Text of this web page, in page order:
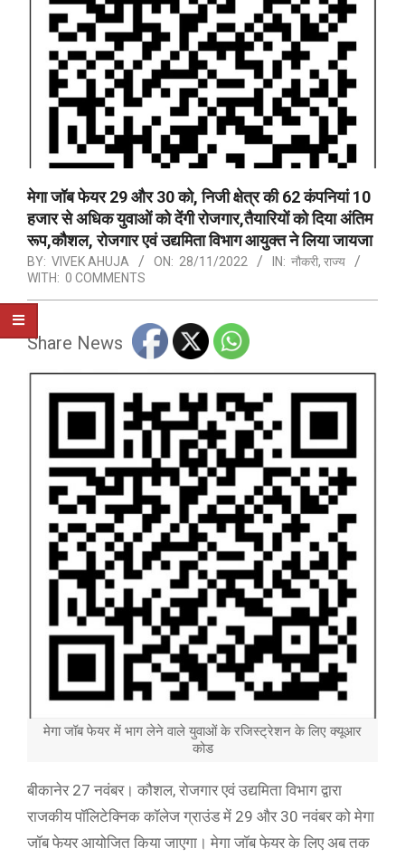
मेगा जॉब फेयर 29 और 30 को, निजी क्षेत्र की 62 कंपनियां 10
हजार से अधिक युवाओं को देंगी रोजगार,तैयारियों को दिया अंतिम
रूप,कौशल, रोजगार एवं उद्यमिता विभाग आयुक्त ने लिया जायजा
BY: VIVEK AHUJA ON: 28/11/2022 IN: नौकरी, राज्य
WITH: 0 COMMENTS
Share News
मेगा जॉब फेयर में भाग लेने वाले युवाओं के रजिस्ट्रेशन के लिए क्यूआर
कोड
बीकानेर 27 नवंबर। कौशल, रोजगार एवं उद्यमिता विभाग द्वारा
राजकीय पॉलिटेक्निक कॉलेज ग्राउंड में 29 और 30 नवंबर को मेगा
जॉब फेयर आयोजित किया जाएगा। मेगा जॉब फेयर के लिए अब तक